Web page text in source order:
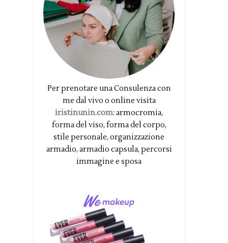
Per prenotare una Consulenza con
me dal vivo o online visita
iristinunin.com: armocromia,
forma del viso, forma del corpo,
stile personale, organizzazione
armadio, armadio capsula, percorsi
immagine e sposa